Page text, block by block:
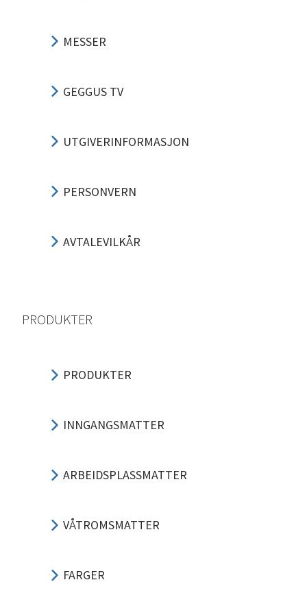
MESSER
GEGGUS TV
UTGIVERINFORMASJON
PERSONVERN
AVTALEVILKÅR
PRODUKTER
PRODUKTER
INNGANGSMATTER
ARBEIDSPLASSMATTER
VÅTROMSMATTER
FARGER